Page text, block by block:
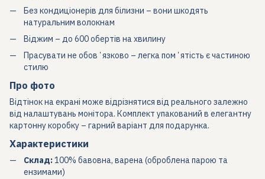
Без кондиціонерів для білизни – вони шкодять
натуральним волокнам
Віджим – до 600 обертів на хвилину
Прасувати не обовʼязково – легка помʼятість є частиною
стилю
Про фото
Відтінок на екрані може відрізнятися від реального залежно
від налаштувань монітора. Комплект упакований в елегантну
картонну коробку – гарний варіант для подарунка.
Характеристики
Склад:100% бавовна, варена (оброблена парою та
ензимами)